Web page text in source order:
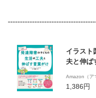
イラス
夫と伸ば
Amazon（ア
1,386円